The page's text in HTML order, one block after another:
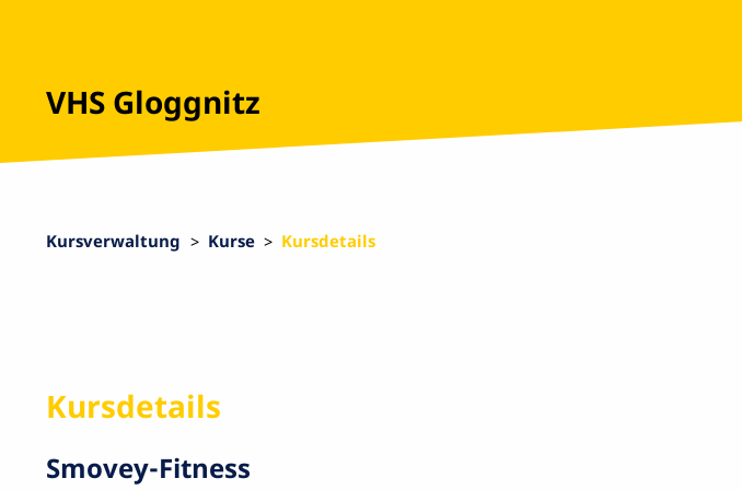
VHS Gloggnitz
Kursverwaltung Kurse Kursdetails
Kursdetails
Smovey-Fitness